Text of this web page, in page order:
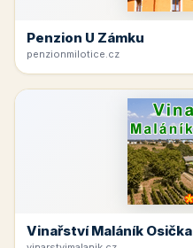
Penzion U Zámku
penzionmilotice.cz
Vinařství Maláník Osička